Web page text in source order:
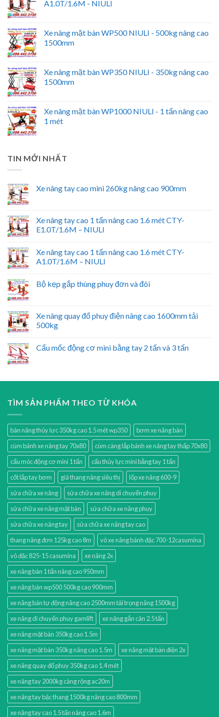
A1.0T/1.6M - NIULI
Xe nâng mặt bàn WP500 NIULI - 500kg nâng cao
1500mm
Xe nâng mặt bàn WP350 NIULI - 350kg nâng cao
1500mm
Xe nâng mặt bàn WP1000 NIULI - 1 tấn nâng cao
1 mét
TIN MỚI NHẤT
Xe nâng tay cao mini 260kg nâng cao 900mm
Xe nâng tay cao 1 tấn nâng cao 1.6 mét CTY-
E1.0T/1.6M – NIULI
Xe nâng tay cao 1 tấn nâng cao 1.6 mét CTY-
A1.0T/1.6M – NIULI
Bộ kẹp gắp thùng phuy đơn và đôi
Xe nâng quay đổ phuy điện nâng cao 1600mm tải
500kg
Cẩu mốc động cơ mini bằng tay 2 tấn và 3 tấn
TÌM SẢN PHẨM THEO TỪ KHÓA
bàn nâng thủy lực 350kg cao 1.5 mét wp350
bơm xe nâng bàn
cùm bánh xe nâng tay 70x80
cùm càng lắp bánh xe nâng tay thấp 70x80
cẩu móc động cơ mini 1 tấn
cẩu thủy lực mini bằng tay 1 tấn
cốt lắp tay bơm
giá thang nâng siêu thị
lốp xe nâng 600-9
sửa chữa xe nâng
sửa chữa xe nâng di chuyển phuy
sửa chữa xe nâng mặt bàn
sửa chữa xe nâng phuy
sửa chữa xe nâng tay
sửa chữa xe nâng tay cao
thang nâng đơn 125kg cao 8m
vỏ xe nâng bánh đặc 700-12casumina
vỏ đặc 825-15 casumina
xe nâng 2x
xe nâng bàn 1 tấn nâng cao 950mm
xe nâng bàn wp500 500kg cao 900mm
xe nâng bán tự động nâng cao 2500mm tải trọng nâng 1500kg
xe nâng di chuyển phuy gamlift
xe nâng gắn cân 2.5 tấn
xe nâng mặt bàn 350kg cao 1.5m
xe nâng mặt bàn 350kg nâng cao 1.5m
xe nâng mặt bàn điện 2x
xe nâng quay đổ phuy 350kg cao 1.4 mét
xe nâng tay 2000kg càng rộng ac20m
xe nâng tay bậc thang 1500kg nâng cao 800mm
xe nâng tay cao 1.5 tấn nâng cao 1.6m